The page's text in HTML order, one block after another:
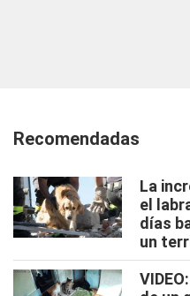
Recomendadas
La
el
días
un